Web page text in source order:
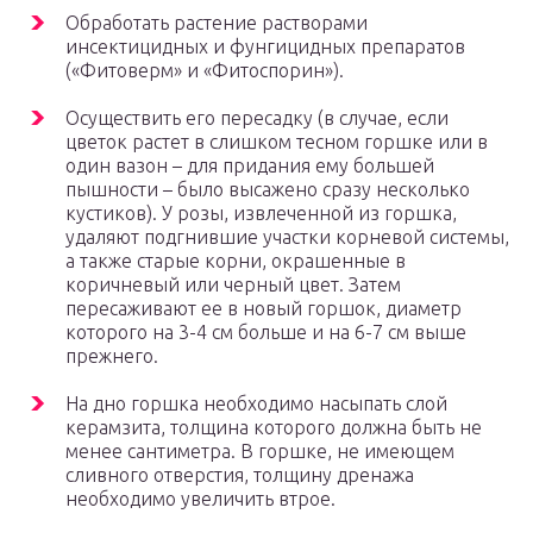
Обработать растение растворами
инсектицидных и фунгицидных препаратов
(«Фитоверм» и «Фитоспорин»).
Осуществить его пересадку (в случае, если
цветок растет в слишком тесном горшке или в
один вазон – для придания ему большей
пышности – было высажено сразу несколько
кустиков). У розы, извлеченной из горшка,
удаляют подгнившие участки корневой системы,
а также старые корни, окрашенные в
коричневый или черный цвет. Затем
пересаживают ее в новый горшок, диаметр
которого на 3-4 см больше и на 6-7 см выше
прежнего.
На дно горшка необходимо насыпать слой
керамзита, толщина которого должна быть не
менее сантиметра. В горшке, не имеющем
сливного отверстия, толщину дренажа
необходимо увеличить втрое.